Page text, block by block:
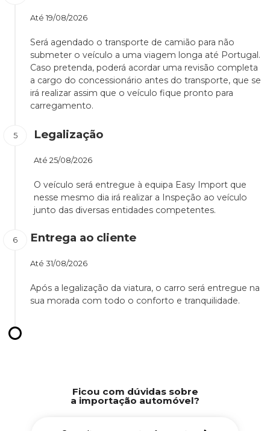
Até 19/08/2026
Será agendado o transporte de camião para não
submeter o veículo a uma viagem longa até Portugal.
Caso pretenda, poderá acordar uma revisão completa
a cargo do concessionário antes do transporte, que se
irá realizar assim que o veículo fique pronto para
carregamento.
Legalização
Até 25/08/2026
O veículo será entregue à equipa Easy Import que
nesse mesmo dia irá realizar a Inspeção ao veículo
junto das diversas entidades competentes.
Entrega ao cliente
Até 31/08/2026
Após a legalização da viatura, o carro será entregue na
sua morada com todo o conforto e tranquilidade.
Ficou com dúvidas sobre
a importação automóvel?